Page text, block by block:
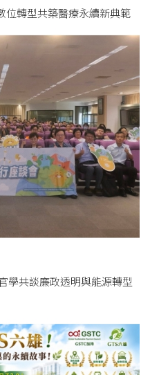
位轉型共築醫療永續新典範
學共談廉政透明與能源轉型